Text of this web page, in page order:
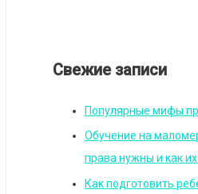
Свежие записи
Популярные мифы
Обучение на
права нужны и как
Как подготовить